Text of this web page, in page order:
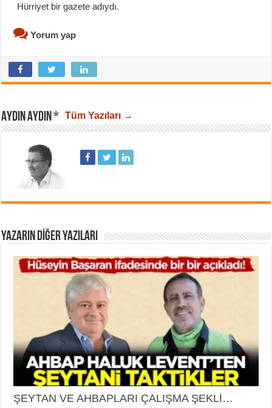
Hürriyet bir gazete adıydı.
Yorum yap
AYDIN AYDIN * Tüm Yazıları →
YAZARIN DIĞER YAZILARI
ŞEYTAN VE AHBAPLARI ÇALIŞMA ŞEKLİ…